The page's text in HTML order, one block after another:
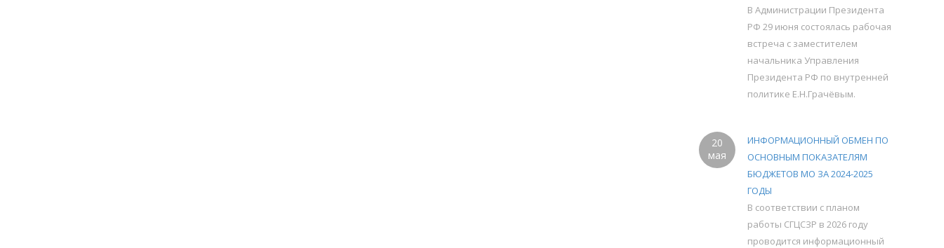
В Администрации Президента
РФ 29 июня состоялась рабочая
встреча с заместителем
начальника Управления
Президента РФ по внутренней
политике Е.Н.Грачёвым.
20
мая
ИНФОРМАЦИОННЫЙ ОБМЕН ПО
ОСНОВНЫМ ПОКАЗАТЕЛЯМ
БЮДЖЕТОВ МО ЗА 2024-2025
ГОДЫ
В соответствии с планом
работы СГЦСЗР в 2026 году
проводится информационный